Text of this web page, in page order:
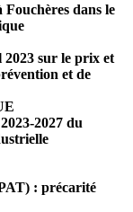
Fouchères dans le
sur le prix et
et de
2027 du
: précarité